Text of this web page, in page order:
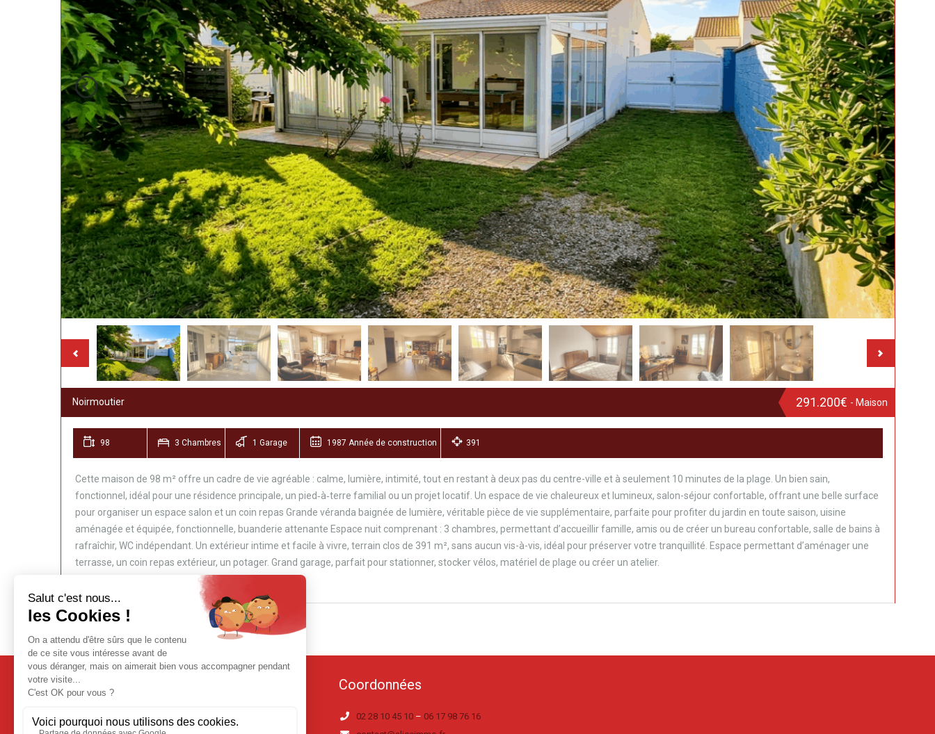
Noirmoutier 291.200€ - Maison
98 3 Chambres 1 Garage 1987 Année de construction 391
Cette maison de 98 m² offre un cadre de vie agréable : calme, lumière, intimité, tout en restant à deux pas du centre-ville et à seulement 10 minutes de la plage. Un bien sain,
fonctionnel, idéal pour une résidence principale, un pied‑à‑terre familial ou un projet locatif. Un espace de vie chaleureux et lumineux, salon-séjour confortable, offrant une belle surface
pour organiser un espace salon et un coin repas Grande véranda baignée de lumière, véritable pièce de vie supplémentaire, parfaite pour profiter du jardin en toute saison, uisine
aménagée et équipée, fonctionnelle, buanderie attenante Espace nuit comprenant : 3 chambres, permettant d’accueillir famille, amis ou de créer un bureau confortable, salle de bains à
rafraîchir, WC indépendant. Un extérieur intime et facile à vivre, terrain clos de 391 m², sans aucun vis-à-vis, idéal pour préserver votre tranquillité. Espace permettant d’aménager une
terrasse, un coin repas extérieur, un potager. Grand garage, parfait pour stationner, stocker vélos, matériel de plage ou créer un atelier.
Plan du site
Accueil
Coordonnées
02 28 10 45 10 – 06 17 98 76 16